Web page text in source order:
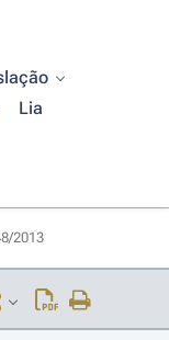
Lia
2013